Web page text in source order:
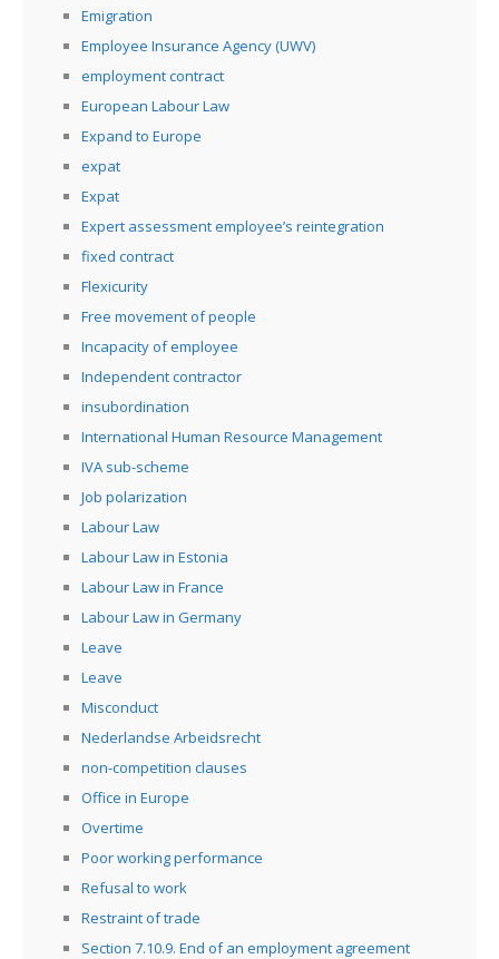
Emigration
Employee Insurance Agency (UWV)
employment contract
European Labour Law
Expand to Europe
expat
Expat
Expert assessment employee’s reintegration
fixed contract
Flexicurity
Free movement of people
Incapacity of employee
Independent contractor
insubordination
International Human Resource Management
IVA sub-scheme
Job polarization
Labour Law
Labour Law in Estonia
Labour Law in France
Labour Law in Germany
Leave
Leave
Misconduct
Nederlandse Arbeidsrecht
non-competition clauses
Office in Europe
Overtime
Poor working performance
Refusal to work
Restraint of trade
Section 7.10.9. End of an employment agreement